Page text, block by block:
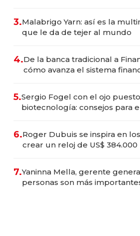
3.Malabrigo Yarn: así es la
que le da de tejer al mundo
4.De la banca tradicional a
cómo avanza el sistema
5.Sergio Fogel con el ojo
biotecnología: consejos para
6.Roger Dubuis se inspira en
crear un reloj de US$ 384.000
7.Yaninna Mella, gerente
personas son más